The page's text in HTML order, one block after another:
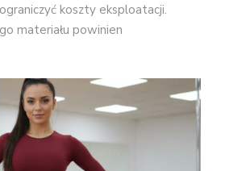
koszty eksploatacji.
materiału powinien